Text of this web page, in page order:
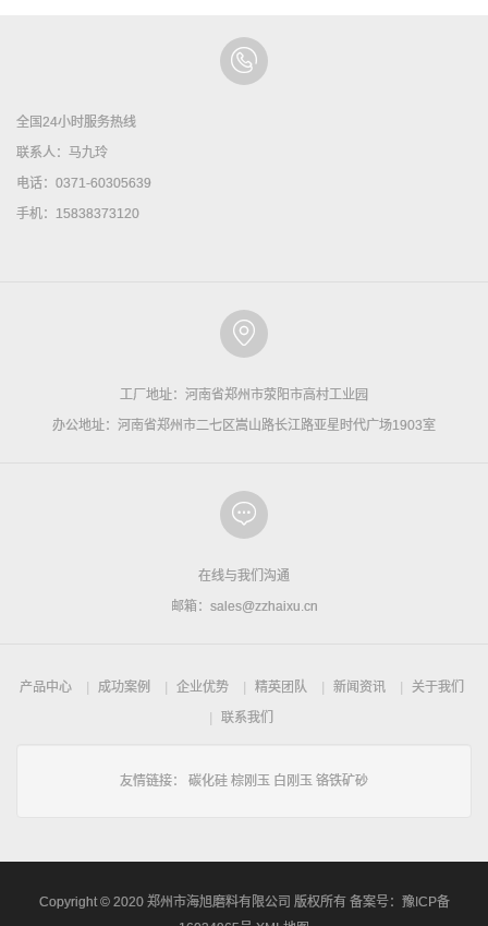
全国24小时服务热线
联系人：马九玲
电话：0371-60305639
手机：15838373120
工厂地址：河南省郑州市荥阳市高村工业园
办公地址：河南省郑州市二七区嵩山路长江路亚星时代广场1903室
在线与我们沟通
邮箱：sales@zzhaixu.cn
产品中心 成功案例 企业优势 精英团队 新闻资讯
关于我们
联系我们
友情链接： 碳化硅 棕刚玉 白刚玉 铬铁矿砂
Copyright © 2020 郑州市海旭磨料有限公司 版权所有 备案号： 豫ICP备